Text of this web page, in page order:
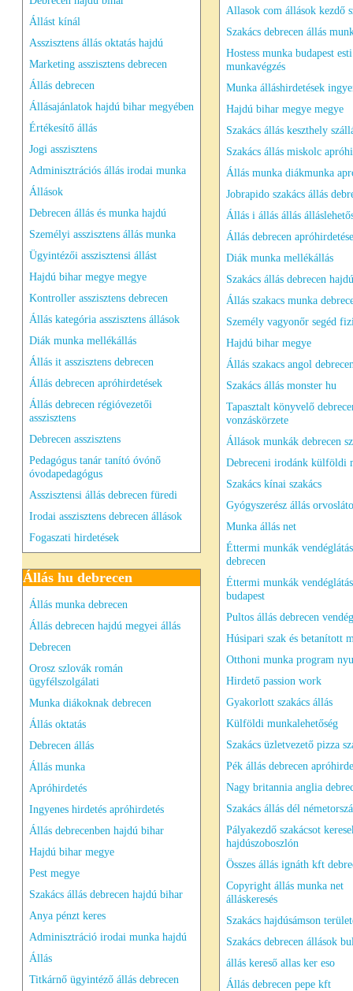
Állást kínál
Asszisztens állás oktatás hajdú
Marketing asszisztens debrecen
Állás debrecen
Állásajánlatok hajdú bihar megyében
Értékesítő állás
Jogi asszisztens
Adminisztrációs állás irodai munka
Állások
Debrecen állás és munka hajdú
Személyi asszisztens állás munka
Ügyintézői asszisztensi állást
Hajdú bihar megye megye
Kontroller asszisztens debrecen
Állás kategória asszisztens állások
Diák munka mellékállás
Állás it asszisztens debrecen
Állás debrecen apróhirdetések
Állás debrecen régióvezetői
asszisztens
Debrecen asszisztens
Pedagógus tanár tanító óvónő
óvodapedagógus
Asszisztensi állás debrecen füredi
Irodai asszisztens debrecen állások
Fogaszati hirdetések
Állás hu debrecen
Állás munka debrecen
Állás debrecen hajdú megyei állás
Debrecen
Orosz szlovák román
ügyfélszolgálati
Munka diákoknak debrecen
Állás oktatás
Debrecen állás
Állás munka
Apróhirdetés
Ingyenes hirdetés apróhirdetés
Állás debrecenben hajdú bihar
Hajdú bihar megye
Pest megye
Szakács állás debrecen hajdú bihar
Anya pénzt keres
Adminisztráció irodai munka hajdú
Állás
Titkárnő ügyintéző állás debrecen
Allasok com állások kezdő
Szakács debrecen állás
Hostess munka budapest esti
munkavégzés
Munka álláshirdetések
Hajdú bihar megye megye
Szakács állás keszthely
Szakács állás miskolc
Állás munka diákmunka
Jobrapido szakács állás
Állás i állás állás
Állás debrecen
Diák munka mellékállás
Szakács állás debrecen
Állás szakacs munka
Személy vagyonőr segéd
Hajdú bihar megye
Állás szakacs angol
Szakács állás monster hu
Tapasztalt könyvelő
vonzáskörzete
Állások munkák debrecen
Debreceni irodánk külföldi
Szakács kínai szakács
Gyógyszerész állás
Munka állás net
Éttermi munkák vendéglátás
debrecen
Éttermi munkák vendéglátás
budapest
Pultos állás debrecen
Húsipari szak és betanított
Otthoni munka program
Hirdető passion work
Gyakorlott szakács állás
Külföldi munkalehetőség
Szakács üzletvezető pizza
Pék állás debrecen
Nagy britannia anglia
Szakács állás dél
Pályakezdő szakácsot
hajdúszoboszlón
Összes állás ignáth kft
Copyright állás munka net
álláskeresés
Szakács hajdúsámson
Szakács debrecen állások
állás kereső allas ker eso
Állás debrecen pepe kft